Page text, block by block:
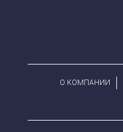
О КОМПАНИИ